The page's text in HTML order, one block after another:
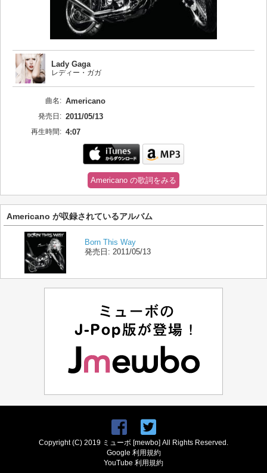
Lady Gaga
レディー・ガガ
曲名: Americano
発売日: 2011/05/13
再生時間: 4:07
Americano の歌詞をみる
Americano が収録されているアルバム
Born This Way
発売日: 2011/05/13
Copyright (C) 2019 ミューボ [mewbo] All Rights Reserved.
Google 利用規約
YouTube 利用規約